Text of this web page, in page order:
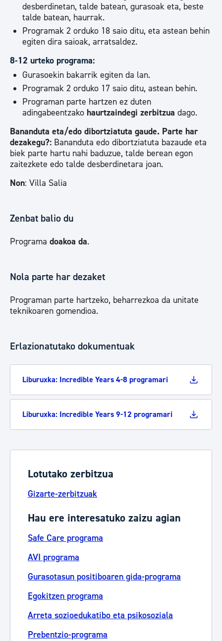
desberdinetan, talde batean, gurasoak eta, beste
talde batean, haurrak.
Programak 2 orduko 18 saio ditu, eta astean behin
egiten dira saioak, arratsaldez.
8-12 urteko programa:
Gurasoekin bakarrik egiten da lan.
Programak 2 orduko 17 saio ditu, astean behin.
Programan parte hartzen ez duten
adingabeentzako haurtzaindegi zerbitzua dago.
Bananduta eta/edo dibortziatuta gaude. Parte har
dezakegu?: Bananduta edo dibortziatuta bazaude eta
biek parte hartu nahi baduzue, talde berean egon
zaitezkete edo talde desberdinetara joan.
Non: Villa Salia
Zenbat balio du
Programa doakoa da.
Nola parte har dezaket
Programan parte hartzeko, beharrezkoa da unitate
teknikoaren gomendioa.
Erlazionatutako dokumentuak
Liburuxka: Incredible Years 4-8 programari
Liburuxka: Incredible Years 9-12 programari
Lotutako zerbitzua
Gizarte-zerbitzuak
Hau ere interesatuko zaizu agian
Safe Care programa
AVI programa
Gurasotasun positiboaren gida-programa
Egokitzen programa
Arreta sozioedukatibo eta psikosoziala
Prebentzio-programa